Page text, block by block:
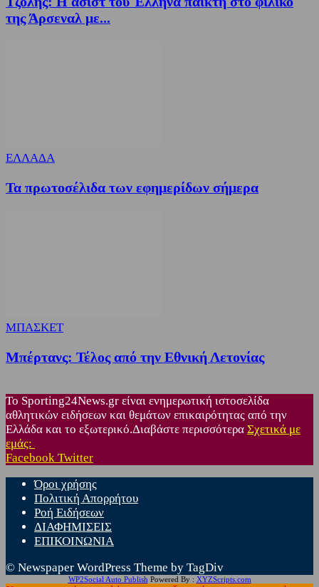
της Άρσεναλ με...
ΕΛΛΑΔΑ
Τα πρωτοσέλιδα των εφημερίδων σήμερα
ΜΠΑΣΚΕΤ
Μπέρτανς: Τέλος από την Εθνική Λετονίας
Το Sporting24News.gr είναι ενημερωτική ιστοσελίδα
αθλητικών ειδήσεων και θεμάτων επικαιρότητας από την
Ελλάδα και το εξωτερικό.Διαβάστε περισσότερα Σχετικά με
εμάς:
Facebook Twitter
Όροι χρήσης
Πολιτική Απορρήτου
Ροή Ειδήσεων
ΔΙΑΦΗΜΙΣΕΙΣ
ΕΠΙΚΟΙΝΩΝΙΑ
© Newspaper WordPress Theme by TagDiv
WP2Social Auto Publish Powered By : XYZScripts.com